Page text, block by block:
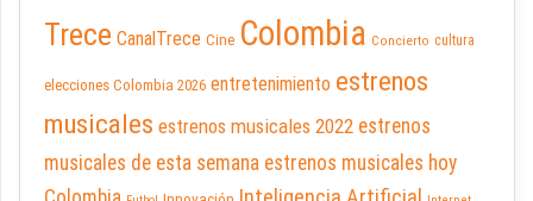
Trece CanalTrece Cine Colombia Concierto cultura
elecciones Colombia 2026 entretenimiento estrenos
musicales estrenos musicales 2022 estrenos
musicales de esta semana estrenos musicales hoy